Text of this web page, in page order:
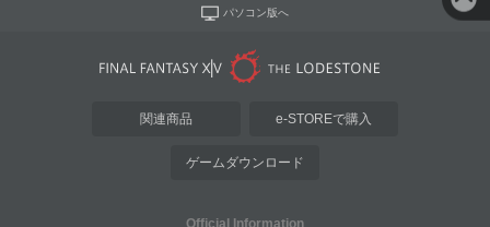
パソコン版へ
関連商品 e-STOREで購入
ゲームダウンロード
Official Information